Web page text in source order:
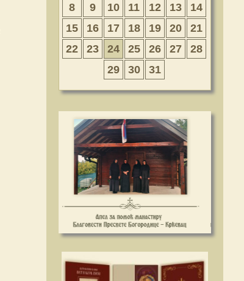
8
9 10 11 12 13
14
15
16 17 18 19 20
21
22
23 24 25 26 27
28
29
30 31